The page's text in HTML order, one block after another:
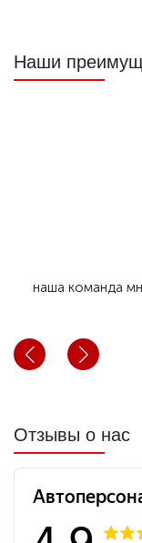
Наши
наша команда
Отзывы о нас